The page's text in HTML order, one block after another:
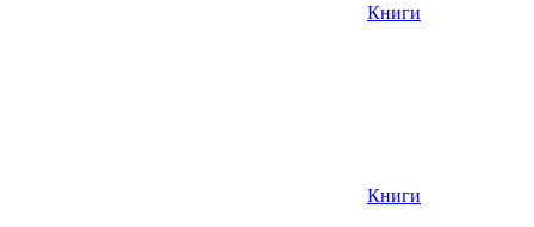
Книги
Книги